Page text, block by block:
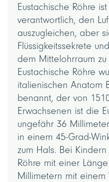
Eustachische Röhre
verantwortlich, den
auszugleichen, aber
Flüssigkeitssekrete
dem Mittelohrraum
Eustachische Röhre
italienischen Anatom
benannt, der von
Erwachsenen ist die
ungefähr 36
in einem 45-Grad-
zum Hals. Bei
Röhre mit einer
Millimetern mit